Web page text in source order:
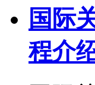
国际
程介